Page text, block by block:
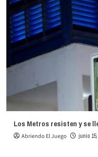
Los Metros resisten y se
Abriendo El Juego junio